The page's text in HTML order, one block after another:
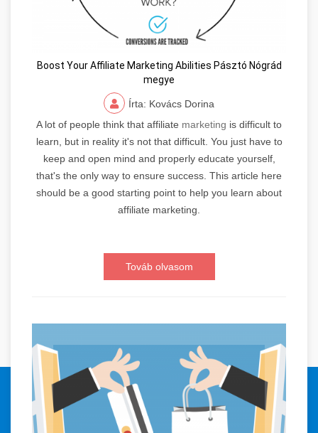
© 2024 Orvosi Keresőmarketing és Tartalomgyártás. Minden jog
fenntartva.
Boost Your Affiliate Marketing Abilities Pásztó Nógrád
megye
Írta: Kovács Dorina
A lot of people think that affiliate marketing is difficult to
learn, but in reality it's not that difficult. You just have to
keep and open mind and properly educate yourself,
that's the only way to ensure success. This article here
should be a good starting point to help you learn about
affiliate marketing.
Továb olvasom